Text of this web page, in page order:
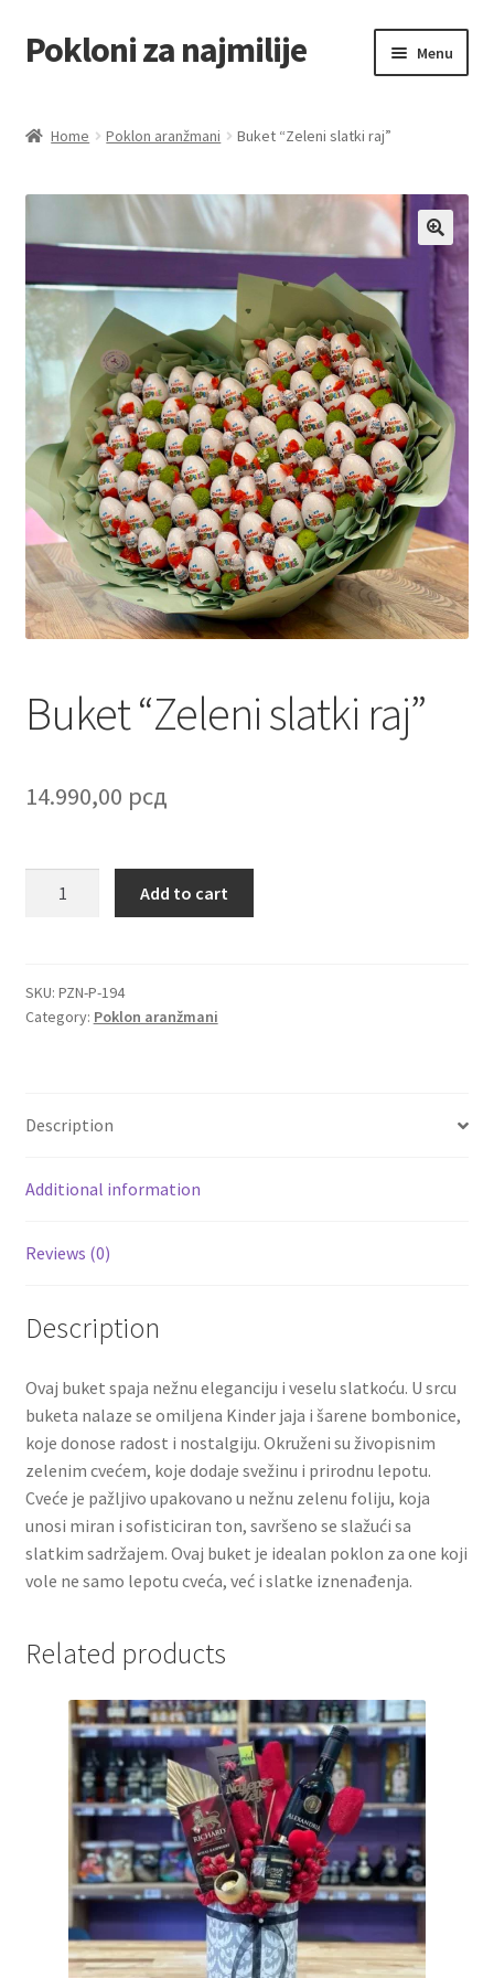
Skip
to
Skip
to
Pokloni za najmilije Menu
Blog
Čaj i kafa
Cart
Checkout
Contact
Corporate gifts
Craft
Create account page
Delivery
Destilati
Forgot password
Jack Daniel’s
Rakija
Poklon aranzmani izdvajamo
Slatki buketi
Pokloni za devojku
My account
Naši partneri
Home Poklon aranžmani Buket “Zeleni slatki raj”
Buket “Zeleni slatki raj”
14.990,00 рсд
quantity
Add to cart
SKU: PZN-P-194
Category: Poklon aranžmani
Description
Additional information
Reviews (0)
Description
Ovaj buket spaja nežnu eleganciju i veselu slatkoću. U srcu
buketa nalaze se omiljena Kinder jaja i šarene bombonice,
koje donose radost i nostalgiju. Okruženi su živopisnim
zelenim cvećem, koje dodaje svežinu i prirodnu lepotu.
Cveće je pažljivo upakovano u nežnu zelenu foliju, koja
unosi miran i sofisticiran ton, savršeno se slažući sa
slatkim sadržajem. Ovaj buket je idealan poklon za one koji
vole ne samo lepotu cveća, već i slatke iznenađenja.
Related products